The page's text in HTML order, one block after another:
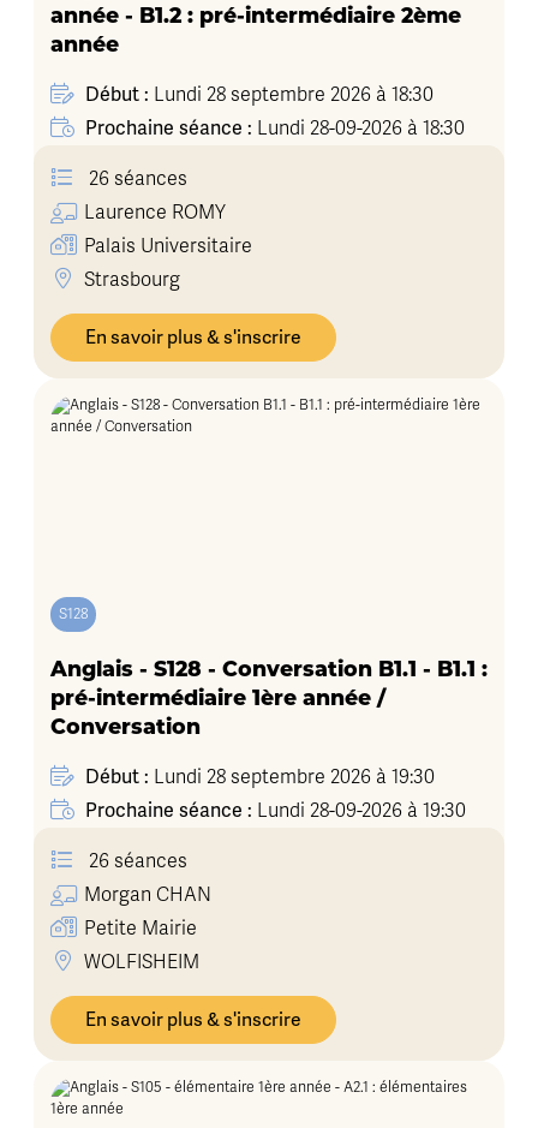
année - B1.2 : pré-intermédiaire 2ème
année
Début : Lundi 28 septembre 2026 à 18:30
Prochaine séance : Lundi 28-09-2026 à 18:30
26 séances
Laurence ROMY
Palais Universitaire
Strasbourg
En savoir plus & s'inscrire
S128
Anglais - S128 - Conversation B1.1 - B1.1 :
pré-intermédiaire 1ère année /
Conversation
Début : Lundi 28 septembre 2026 à 19:30
Prochaine séance : Lundi 28-09-2026 à 19:30
26 séances
Morgan CHAN
Petite Mairie
WOLFISHEIM
En savoir plus & s'inscrire